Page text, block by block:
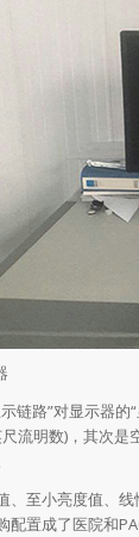
链路”对显示器
流明数)，其次
、至小亮度值、
配置成了医院和